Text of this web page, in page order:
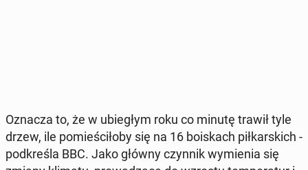
Oznacza to, że w ubie­głym roku co minutę trawił tyle
drzew, ile po­mie­ści­ło­by się na 16 bo­iskach pił­kar­skich -
pod­kre­śla BBC. Jako główny czynnik wy­mie­nia się